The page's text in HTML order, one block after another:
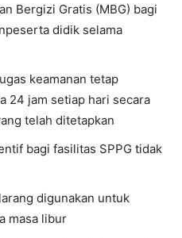
Bergizi Gratis (MBG) bagi
didik selama
keamanan tetap
24 jam setiap hari secara
telah ditetapkan
bagi fasilitas SPPG tidak
digunakan untuk
masa libur